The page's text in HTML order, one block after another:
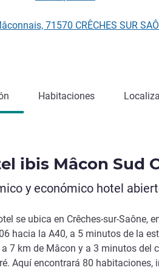
71570 CRÊCHES SUR
Habitaciones
ibis Mâcon Sud
y económico hotel
se ubica en Crêches-sur-Saône,
hacia la A40, a 5 minutos de la
a 7 km de Mâcon y a 3 minutos del
Aquí encontrará 80 habitaciones,